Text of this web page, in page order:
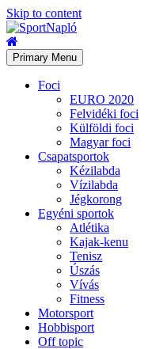
Skip to content
Primary Menu
Foci
EURO 2020
Felvidéki foci
Külföldi foci
Magyar foci
Csapatsportok
Kézilabda
Vízilabda
Jégkorong
Egyéni sportok
Atlétika
Kajak-kenu
Tenisz
Úszás
Vívás
Fitness
Motorsport
Hobbisport
Off topic